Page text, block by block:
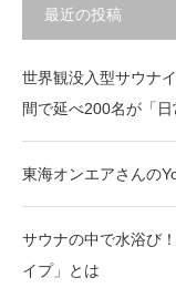
最近の投稿
世界観没入型サウナ
間で延べ200名が「
東海オンエアさんの
サウナの中で水浴び
イプ」とは